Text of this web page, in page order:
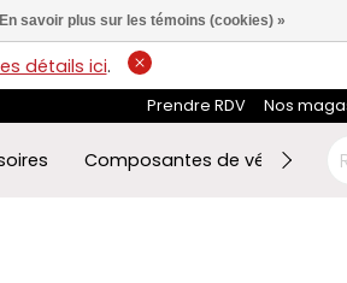
détails ici.
Prendre RDV Nos
Composantes de vélo
En savoir plus sur les témoins (cookies) »